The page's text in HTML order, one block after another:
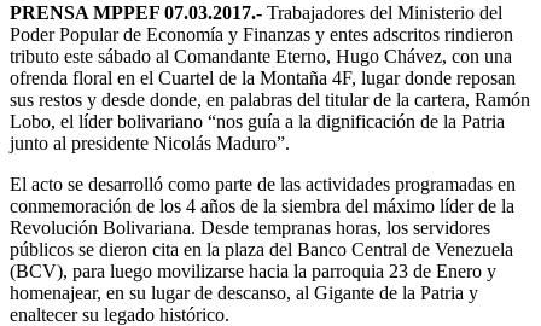
PRENSA MPPEF 07.03.2017.- Trabajadores del Ministerio del
Poder Popular de Economía y Finanzas y entes adscritos rindieron
tributo este sábado al Comandante Eterno, Hugo Chávez, con una
ofrenda floral en el Cuartel de la Montaña 4F, lugar donde reposan
sus restos y desde donde, en palabras del titular de la cartera, Ramón
Lobo, el líder bolivariano “nos guía a la dignificación de la Patria
junto al presidente Nicolás Maduro”.
El acto se desarrolló como parte de las actividades programadas en
conmemoración de los 4 años de la siembra del máximo líder de la
Revolución Bolivariana. Desde tempranas horas, los servidores
públicos se dieron cita en la plaza del Banco Central de Venezuela
(BCV), para luego movilizarse hacia la parroquia 23 de Enero y
homenajear, en su lugar de descanso, al Gigante de la Patria y
enaltecer su legado histórico.